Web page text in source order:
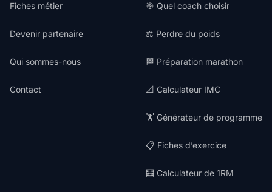
Fiches métier
Devenir partenaire
Qui sommes-nous
Contact
🎯 Quel coach choisir
⚖️ Perdre du poids
🏁 Préparation marathon
📐 Calculateur IMC
🏋️ Générateur de programme
📋 Fiches d’exercice
🧮 Calculateur de 1RM